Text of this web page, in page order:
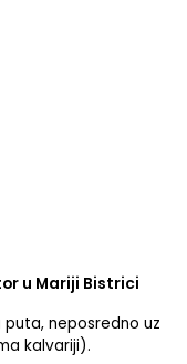
u Mariji Bistrici
neposredno uz
kalvariji).